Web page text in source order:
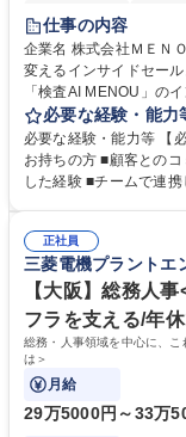
時短勤務あり
駅近5分以内
土日祝
仕事の内容
企業名 株式会社ＭＥＮＯＵ 求人名 ★【未経験歓迎】AIで製造
変えるインサイドセールス 仕事の内容 ノーコードで検査AIを開
「検査AI MENOU」の
商談機会の創出までを
セールスをつなぐ役割として、 適切なタイミングで顧客
ョンを取りながら、受
体的な仕事内容】 リー
実行/フィールドセールスへの案件連携 募集職
造業の未来を変えるイ
必要な経験・能力
必要な経験・能力等 【
お持ちの方 ■顧客との
した経験 ■チームで連携しな
企画・実行経験 ・CRM
もとに営業プロセスを改善した経験 学歴・資格
大 専修学校 高校 語学
正社員
三菱電機プラントエ
【大阪】総務人
フラを支える/年
総務・人事領域を中心に、
は＞
月給
29万5000円～33万